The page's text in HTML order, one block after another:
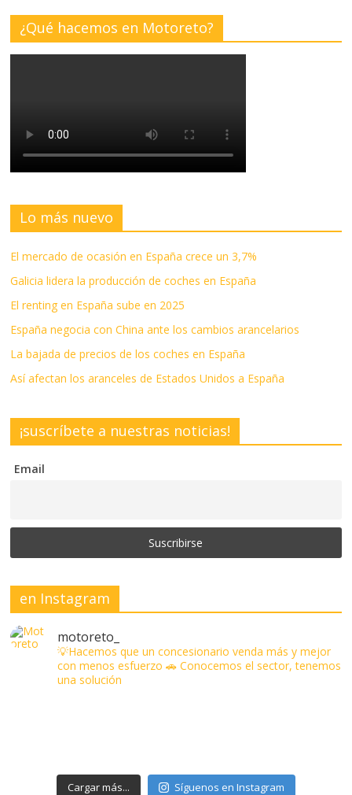
¿Qué hacemos en Motoreto?
Lo más nuevo
El mercado de ocasión en España crece un 3,7%
Galicia lidera la producción de coches en España
El renting en España sube en 2025
España negocia con China ante los cambios arancelarios
La bajada de precios de los coches en España
Así afectan los aranceles de Estados Unidos a España
¡suscríbete a nuestras noticias!
Email
en Instagram
motoreto_
💡Hacemos que un concesionario venda más y mejor
con menos esfuerzo 🚗 Conocemos el sector, tenemos
una solución
Cargar más... Síguenos en Instagram